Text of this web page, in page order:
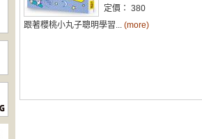
定價： 380
跟著櫻桃小丸子聰明學習... (more)